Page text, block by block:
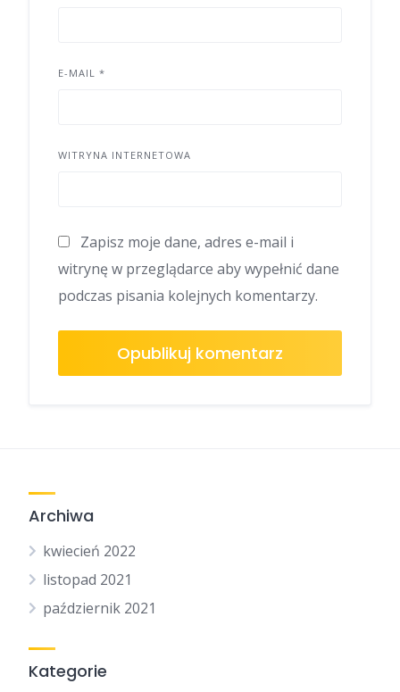
E-MAIL *
WITRYNA INTERNETOWA
Zapisz moje dane, adres e-mail i
witrynę w przeglądarce aby wypełnić dane
podczas pisania kolejnych komentarzy.
Archiwa
kwiecień 2022
listopad 2021
październik 2021
Kategorie